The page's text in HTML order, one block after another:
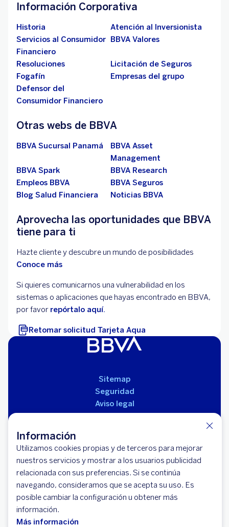
Información
Utilizamos cookies propias y de terceros para mejorar
nuestros servicios y mostrar a los usuarios publicidad
relacionada con sus preferencias. Si se continúa
navegando, consideramos que se acepta su uso. Es
posible cambiar la configuración u obtener más
información.
Más información
Información Corporativa
Historia
Atención al Inversionista
Servicios al Consumidor
Financiero
BBVA Valores
Resoluciones
Licitación de Seguros
Fogafín
Empresas del grupo
Defensor del
Consumidor Financiero
Otras webs de BBVA
BBVA Sucursal Panamá
BBVA Asset
Management
BBVA Spark
BBVA Research
Empleos BBVA
BBVA Seguros
Blog Salud Financiera
Noticias BBVA
Aprovecha las oportunidades que BBVA
tiene para ti
Hazte cliente y descubre un mundo de posibilidades
Conoce más
Si quieres comunicarnos una vulnerabilidad en los
sistemas o aplicaciones que hayas encontrado en BBVA,
por favor repórtalo aquí.
Retomar solicitud Tarjeta Aqua
Sitemap
Seguridad
Aviso legal
Políticas
© 2026 BBVA Banco Bilbao Vizcaya Argentaria